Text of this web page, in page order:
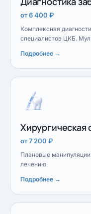
от 6 400 ₽
Комплексная
специалистов ЦКБ.
Подробнее →
Хирургическая
от 7 200 ₽
Плановые
лечению.
Подробнее →